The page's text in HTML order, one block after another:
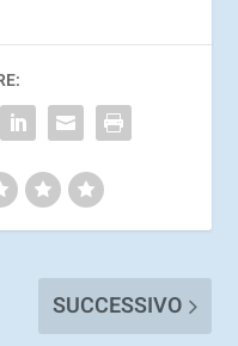
SUCCESSIVO